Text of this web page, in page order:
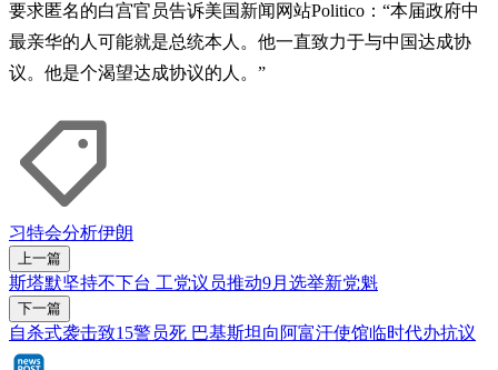
要求匿名的白宫官员告诉美国新闻网站Politico：“本届政府中
最亲华的人可能就是总统本人。他一直致力于与中国达成协
议。他是个渴望达成协议的人。”
习特会分析伊朗
上一篇
斯塔默坚持不下台 工党议员推动9月选举新党魁
下一篇
自杀式袭击致15警员死 巴基斯坦向阿富汗使馆临时代办抗议